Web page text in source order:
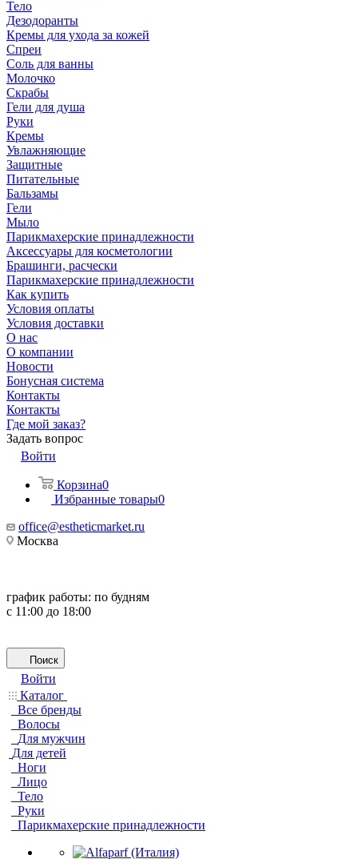
Тело
Дезодоранты
Кремы для ухода за кожей
Спреи
Соль для ванны
Молочко
Скрабы
Гели для душа
Руки
Кремы
Увлажняющие
Защитные
Питательные
Бальзамы
Гели
Мыло
Парикмахерские принадлежности
Аксессуары для косметологии
Брашинги, расчески
Парикмахерские принадлежности
Как купить
Условия оплаты
Условия доставки
О нас
О компании
Новости
Бонусная система
Контакты
Контакты
Где мой заказ?
Задать вопрос
Войти
Корзина0
Избранные товары0
office@estheticmarket.ru
Москва
график работы: по будням
с 11:00 до 18:00
Поиск
Войти
Каталог
Все бренды
Волосы
Для мужчин
Для детей
Ноги
Лицо
Тело
Руки
Парикмахерские принадлежности